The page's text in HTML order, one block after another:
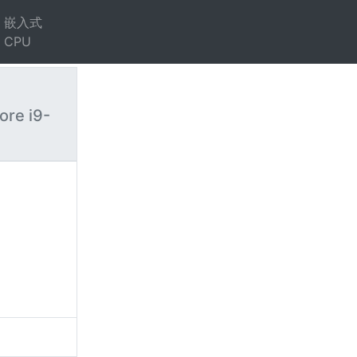
嵌入式
CPU
i9-